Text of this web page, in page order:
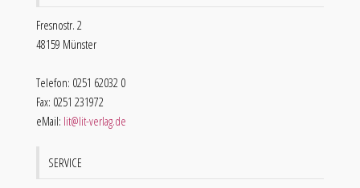
Fresnostr. 2
48159 Münster
Telefon: 0251 62032 0
Fax: 0251 231972
eMail: lit@lit-verlag.de
SERVICE